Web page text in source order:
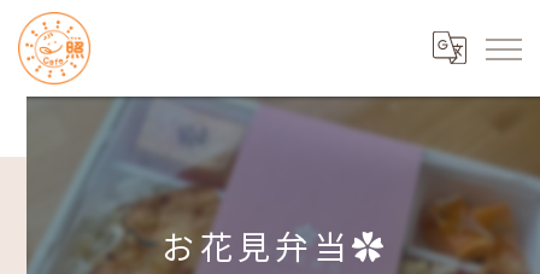
お花見弁当✿